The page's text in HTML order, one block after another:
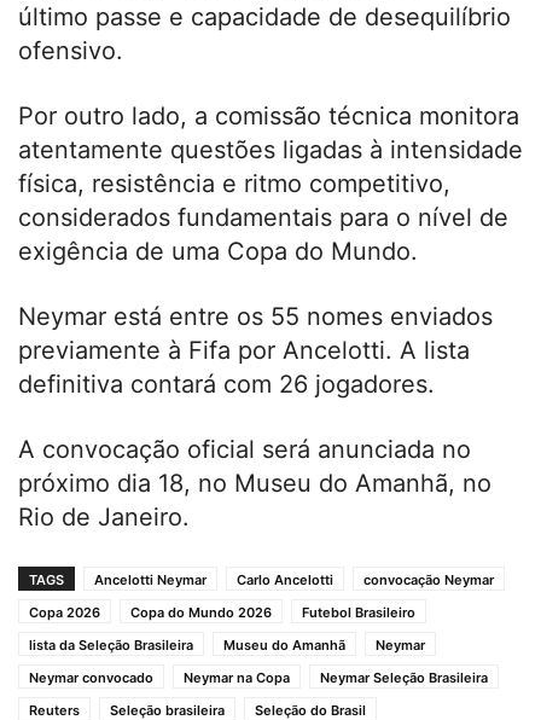
último passe e capacidade de desequilíbrio
ofensivo.
Por outro lado, a comissão técnica monitora
atentamente questões ligadas à intensidade
física, resistência e ritmo competitivo,
considerados fundamentais para o nível de
exigência de uma Copa do Mundo.
Neymar está entre os 55 nomes enviados
previamente à Fifa por Ancelotti. A lista
definitiva contará com 26 jogadores.
A convocação oficial será anunciada no
próximo dia 18, no Museu do Amanhã, no
Rio de Janeiro.
TAGS Ancelotti Neymar Carlo Ancelotti
convocação Neymar
Copa 2026
Copa do Mundo 2026
Futebol Brasileiro
lista da Seleção Brasileira
Museu do Amanhã
Neymar
Neymar convocado
Neymar na Copa
Neymar Seleção Brasileira
Reuters
Seleção brasileira Seleção do Brasil